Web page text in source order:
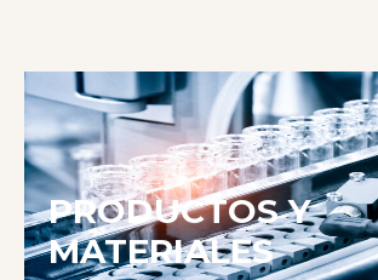
PRODUCTOS Y
MATERIALES